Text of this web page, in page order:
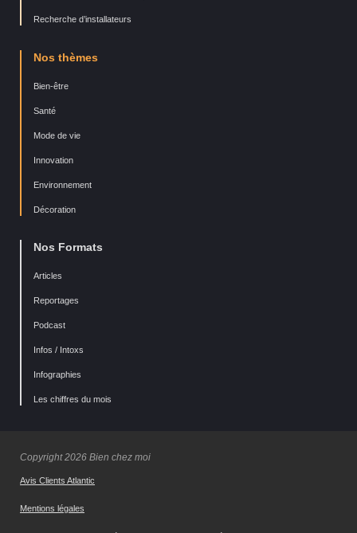
Recherche d’installateurs
Nos thèmes
Bien-être
Santé
Mode de vie
Innovation
Environnement
Décoration
Nos Formats
Articles
Reportages
Podcast
Infos / Intoxs
Infographies
Les chiffres du mois
Copyright 2026 Bien chez moi
Avis Clients Atlantic
Mentions légales